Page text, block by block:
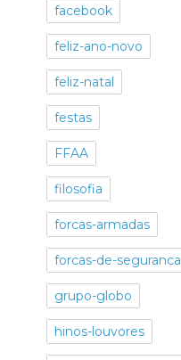
facebook
feliz-ano-novo
feliz-natal
festas
FFAA
filosofia
forcas-armadas
forcas-de-seguranca
grupo-globo
hinos-louvores